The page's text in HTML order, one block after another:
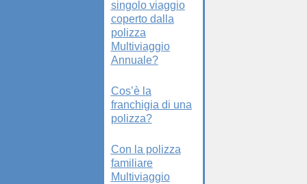
singolo viaggio
coperto dalla
polizza
Multiviaggio
Annuale?
Cos’è la
franchigia di una
polizza?
Con la polizza
familiare
Multiviaggio